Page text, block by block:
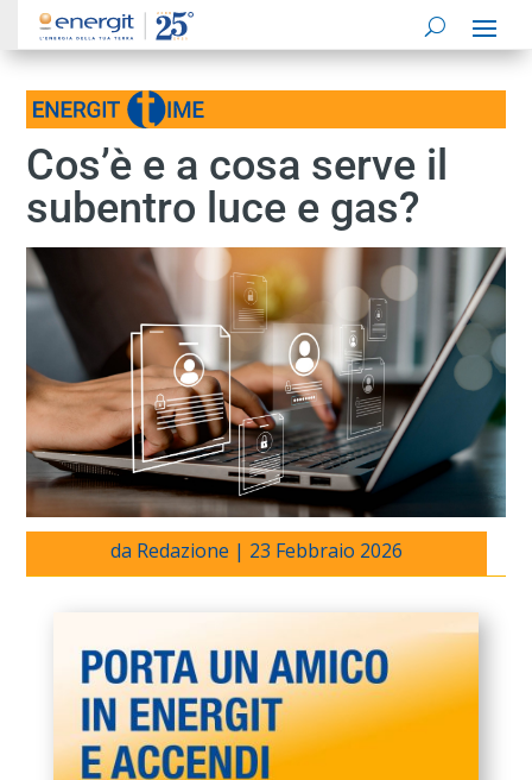
Cos’è e a cosa serve il
subentro luce e gas?
da Redazione | 23 Febbraio 2026